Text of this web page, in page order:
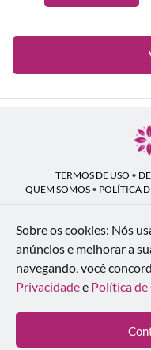
TERMOS DE USO •
QUEM SOMOS • POLÍTICA
Flores
Rua Coronel João Guilherme
WhatsApp: (41)
© 2024-2026 - Todos os
Sobre os cookies: Nós
anúncios e melhorar a
navegando, você
Privacidadee Política de